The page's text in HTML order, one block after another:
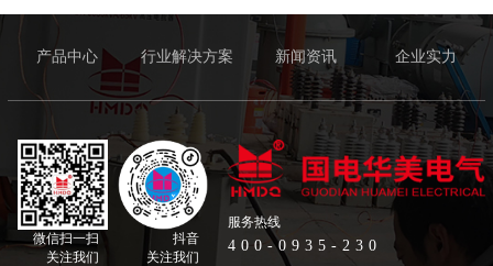
产品中心 行业解决方案 新闻资讯 企业实力
微信扫一扫
关注我们
抖音
关注我们
服务热线
400-0935-230